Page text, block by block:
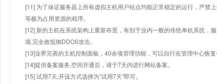
[11] 为了保证服务器上所有虚拟主机用户站点均能正常稳定的运行，严禁
等极为占用资源的程序。
[12] 新的主机在系统架构上重新布置，有别于业内一般的传统单机系统，
墙,完全效抵御DDOS攻击。
[13]业界完善的主机控制面板，40余项管理功能，可以自行在管理中心恢
[14]提供备案服务,空间开通后，请于7天内进行网站备案。
[15] 试用7天.开设方式选择为"试用7天"即可。